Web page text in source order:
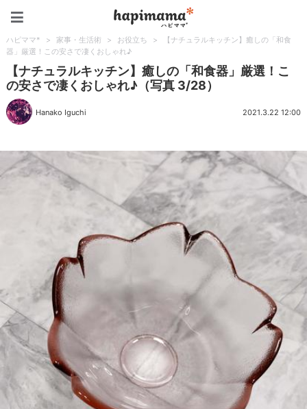
ハピママ* > 家事・生活術 > お役立ち >
【ナチュラルキッチン】癒しの「和食
器」厳選！この安さで凄くおしゃれ♪
【ナチュラルキッチン】癒しの「和食器」厳選！こ
の安さで凄くおしゃれ♪（写真 3/28）
Hanako Iguchi 2021.3.22 12:00